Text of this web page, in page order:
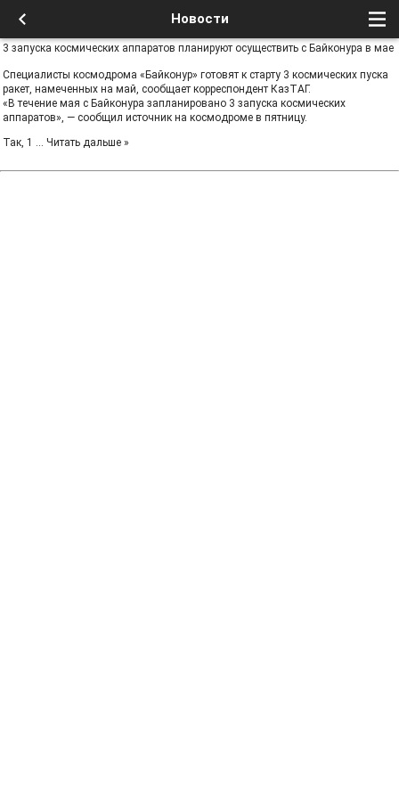
Новости
3 запуска космических аппаратов планируют осуществить с Байконура в мае
Специалисты космодрома «Байконур» готовят к старту 3 космических пуска
ракет, намеченных на май, сообщает корреспондент КазТАГ.
«В течение мая с Байконура запланировано 3 запуска космических
аппаратов», — сообщил источник на космодроме в пятницу.
Так, 1 ... Читать дальше »